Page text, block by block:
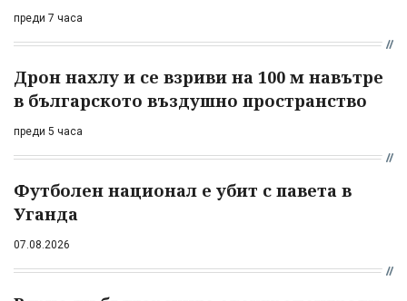
преди 7 часа
Дрон нахлу и се взриви на 100 м навътре
в българското въздушно пространство
преди 5 часа
Футболен национал е убит с павета в
Уганда
07.08.2026